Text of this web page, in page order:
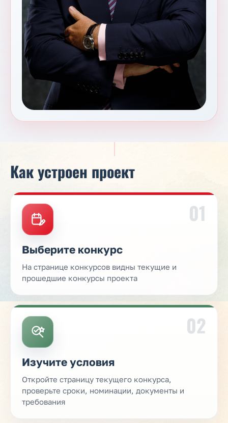
Как устроен проект
01
Выберите конкурс
На странице конкурсов видны текущие и
прошедшие конкурсы проекта
02
Изучите условия
Откройте страницу текущего конкурса,
проверьте сроки, номинации, документы и
требования